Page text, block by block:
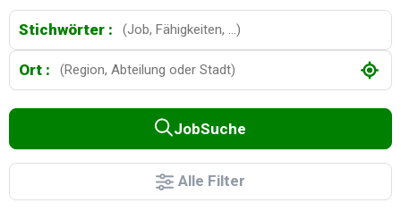
Stichwörter :
Ort :
JobSuche
Alle Filter